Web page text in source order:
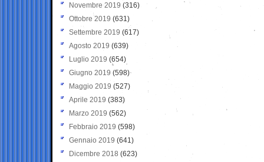
Novembre 2019 (316)
Ottobre 2019 (631)
Settembre 2019 (617)
Agosto 2019 (639)
Luglio 2019 (654)
Giugno 2019 (598)
Maggio 2019 (527)
Aprile 2019 (383)
Marzo 2019 (562)
Febbraio 2019 (598)
Gennaio 2019 (641)
Dicembre 2018 (623)